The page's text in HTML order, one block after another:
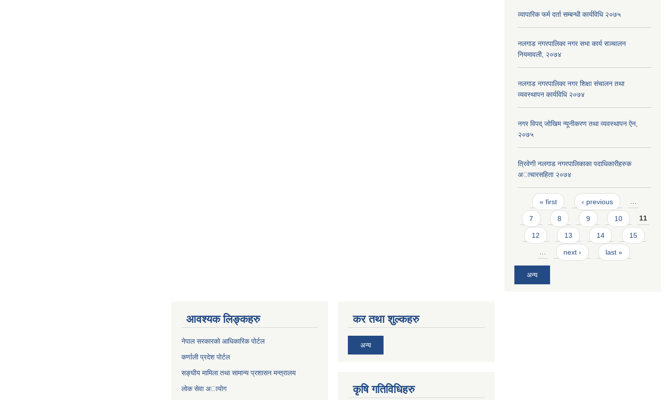
व्यापारिक फर्म दर्ता सम्बन्धी कार्यविधि २०७५
नलगाड नगरपालिका नगर सभा कार्य सञ्‍चालन
नियमावली, २०७४
नलगाड नगरपालिका नगर शिक्षा संचालन तथा
व्यवस्थापन कार्यविधि २०७४
नगर विपद् जोखिम न्यूनीकरण तथा व्यवस्थापन ऐन,
२०७५
त्रिवेणी नलगाड नगरपालिकाका पदाधिकारीहरुक
अाचारस‌हिता २०७४
Pages
« first ‹ previous …
7 8 9 10 11
12 13 14 15
… next › last »
अन्य
आवश्यक लिङ्कहरु
नेपाल सरकारको आधिकारिक पोर्टल
कर्णाली प्रदेश पोर्टल
सङ्घीय मामिला तथा सामान्य प्रशासन मन्त्रालय
लाेक सेवा अायाेग
कर तथा शुल्कहरु
अन्य
कृषि गतिविधिहरु